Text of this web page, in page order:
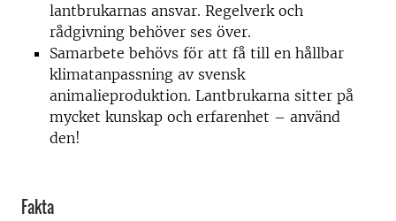
lantbrukarnas ansvar. Regelverk och
rådgivning behöver ses över.
Samarbete behövs för att få till en hållbar
klimatanpassning av svensk
animalieproduktion. Lantbrukarna sitter på
mycket kunskap och erfarenhet – använd
den!
Fakta